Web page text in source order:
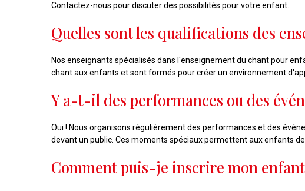
Contactez-nous pour discuter des possibilités pour votre enfant.
Quelles sont les qualifications des
Nos enseignants spécialisés dans l'enseignement du chant pour
chant aux enfants et sont formés pour créer un environnement
Y a-t-il des performances ou des
Oui ! Nous organisons régulièrement des performances et des
devant un public. Ces moments spéciaux permettent aux enfants
Comment puis-je inscrire mon